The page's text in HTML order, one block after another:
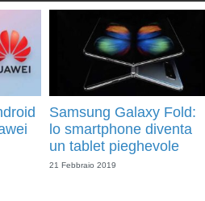
Samsung Galaxy Fold:
lo smartphone diventa
un tablet pieghevole
21 Febbraio 2019